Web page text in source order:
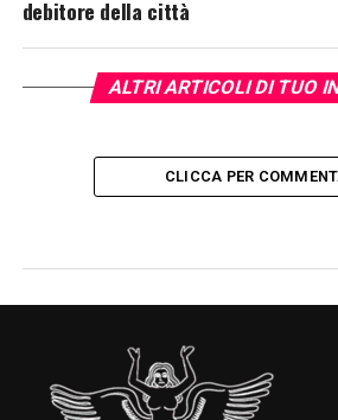
debitore della città
ALTRI ARTICOLI DI TUO
CLICCA PER